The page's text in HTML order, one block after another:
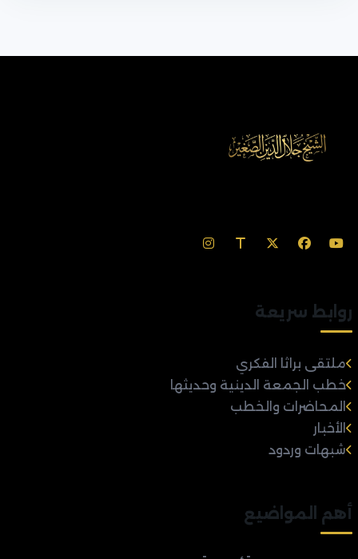
روابط سريعة
ملتقى براثا الفكري
خطب الجمعة الدينية وحديثها
المحاضرات والخطب
الأخبار
شبهات وردود
أهم المواضيع